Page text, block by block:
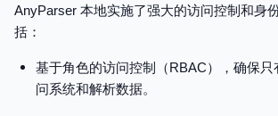
AnyParser 本地实施了强大的访问控制和身
括：
基于角色的访问控制（RBAC），确保
问系统和解析数据。